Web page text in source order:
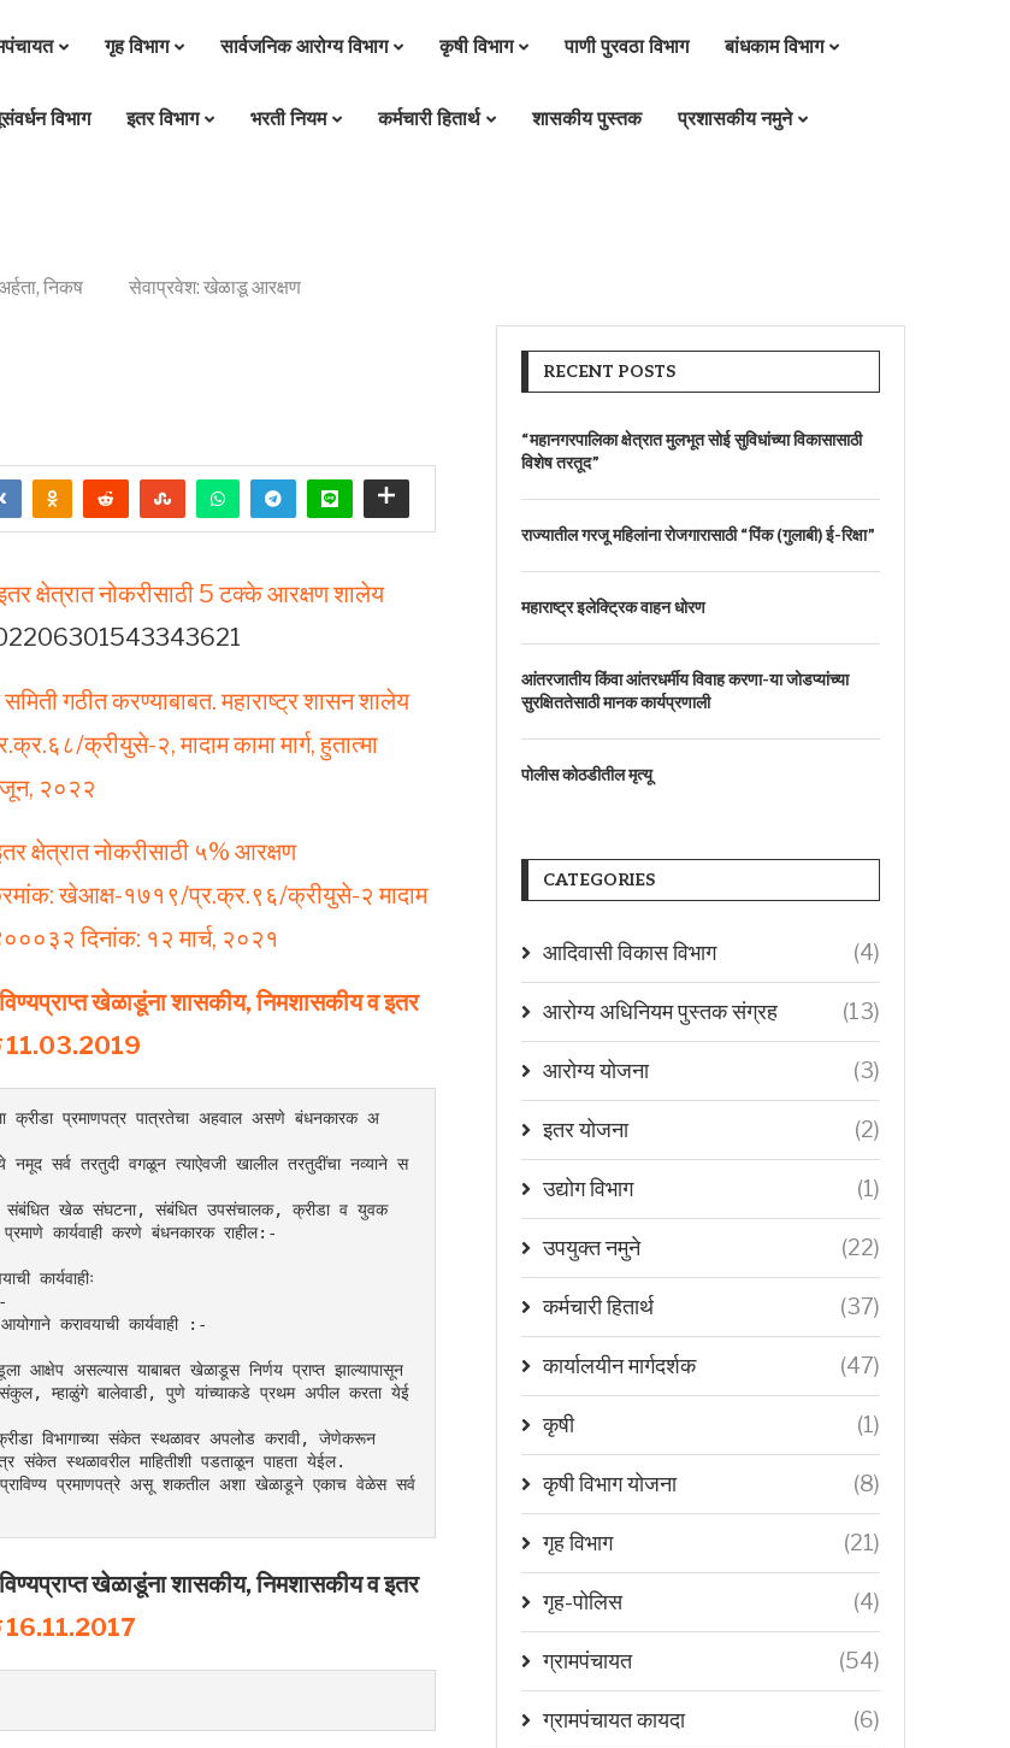
गृह विभाग सार्वजनिक आरोग्य विभाग कृषी विभाग पाणी पुरवठा विभाग बांधकाम विभाग
विभाग इतर विभाग भरती नियम कर्मचारी हितार्थ शासकीय पुस्तक प्रशासकीय नमुने
निकष सेवाप्रवेश: खेळाडू आरक्षण
क्षेत्रात नोकरीसाठी 5 टक्के आरक्षण शालेय
समिती गठीत करण्याबाबत. महाराष्ट्र शासन शालेय
क्रीयुसे-२, मादाम कामा मार्ग, हुतात्मा
जून, २०२२
क्षेत्रात नोकरीसाठी ५% आरक्षण
क्रमांक: खेआक्ष-१७१९/प्र.क्र.९६/क्रीयुसे-२ मादाम
दिनांक: १२ मार्च, २०२१
खेळाडूंना शासकीय, निमशासकीय व इतर
11.03.2019
सर्व तरतुदी वगळून त्याऐवजी खालील तरतुदींचा नव्याने स
संबंधित खेळ संघटना, संबंधित उपसंचालक, क्रीडा व युवक
कार्यवाही करणे बंधनकारक राहील:-
कार्यवाहीः
करावयाची कार्यवाही :-
आक्षेप असल्यास याबाबत खेळाडूस निर्णय प्राप्त झाल्यापासून
म्हाळुंगे बालेवाडी, पुणे यांच्याकडे प्रथम अपील करता येई
विभागाच्या संकेत स्थळावर अपलोड करावी, जेणेकरून
संकेत स्थळावरील माहितीशी पडताळून पाहता येईल.
प्रमाणपत्रे असू शकतील अशा खेळाडूने एकाच वेळेस सर्व
खेळाडूंना शासकीय, निमशासकीय व इतर
16.11.2017
RECENT POSTS
“महानगरपालिका क्षेत्रात मुलभूत सोई सुविधांच्या विकासासाठी
विशेष तरतूद”
राज्यातील गरजू महिलांना रोजगारासाठी “पिंक (गुलाबी) ई-रिक्षा”
महाराष्ट्र इलेक्ट्रिक वाहन धोरण
आंतरजातीय किंवा आंतरधर्मीय विवाह करणा-या जोडप्यांच्या
सुरक्षिततेसाठी मानक कार्यप्रणाली
पोलीस कोठडीतील मृत्यू
CATEGORIES
आदिवासी विकास विभाग (4)
आरोग्य अधिनियम पुस्तक संग्रह (13)
आरोग्य योजना (3)
इतर योजना (2)
उद्योग विभाग (1)
उपयुक्त नमुने (22)
कर्मचारी हितार्थ (37)
कार्यालयीन मार्गदर्शक (47)
कृषी (1)
कृषी विभाग योजना (8)
गृह विभाग (21)
गृह-पोलिस (4)
ग्रामपंचायत (54)
ग्रामपंचायत कायदा (6)